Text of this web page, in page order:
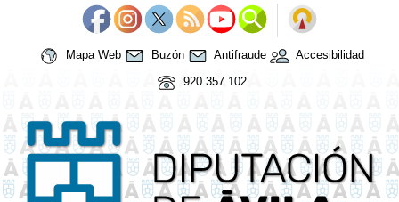
Mapa Web Buzón Antifraude
Accesibilidad
920 357 102